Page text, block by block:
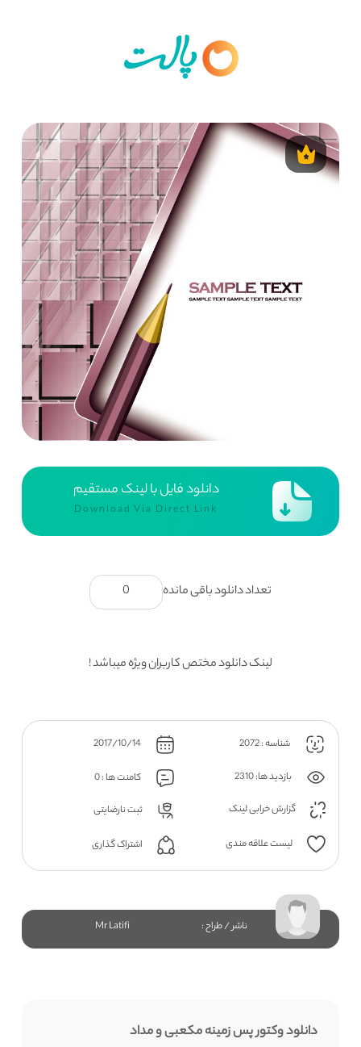
دانلود فایل با لینک مستقیم
Download Via Direct Link
تعداد دانلود باقی مانده 0
لینک دانلود مختص کاربران ویژه میباشد !
شناسه : 2072 2017/10/14
بازدید ها: 2310
کامنت ها : 0
گزارش خرابی لینک
ثبت نارضایتی
لیست علاقه مندی اشتراک گذاری
ناشر / طراح : Mr Latifi
دانلود وکتور پس زمینه مکعبی و مداد